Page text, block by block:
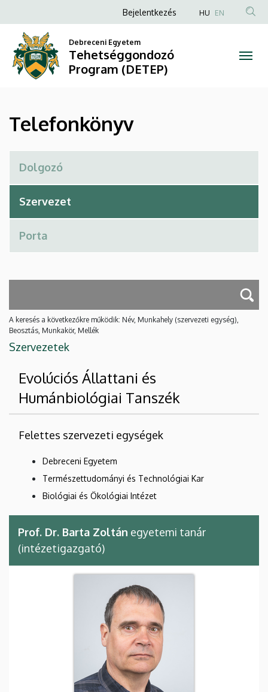
Telefonkönyv
Tehetséggondozó
Program
(DETEP)
a
tartalomra
Anonim
fiók
menüje
Bejelentkezés HU EN
Debreceni Egyetem
Tehetséggondozó
Program (DETEP)
Telefonkönyv
A keresés a következőkre működik: Név, Munkahely (szervezeti egység),
Beosztás, Munkakör, Mellék
Szervezetek
Evolúciós Állattani és
Humánbiológiai Tanszék
Felettes szervezeti egységek
Debreceni Egyetem
Természettudományi és Technológiai Kar
Biológiai és Ökológiai Intézet
Prof. Dr. Barta Zoltán egyetemi tanár
(intézetigazgató)